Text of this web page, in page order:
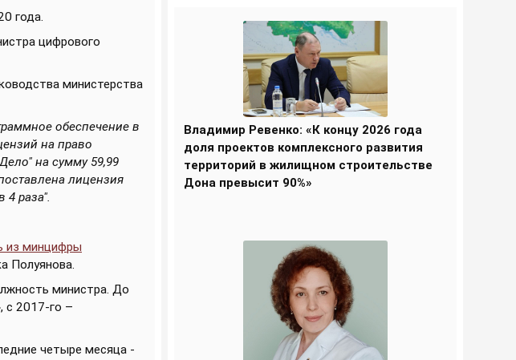
года.
цифрового
министерства
обеспечение в
на право
на сумму 59,99
лицензия
раза".
из минцифры
Полуянова.
министра. До
с 2017-го –
четыре месяца -
Владимир Ревенко: «К концу 2026 года
доля проектов комплексного развития
территорий в жилищном строительстве
Дона превысит 90%»